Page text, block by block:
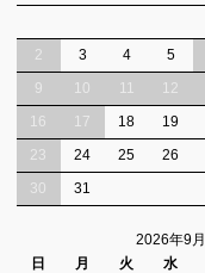
2
3 4 5
9
10 11 12
16
17 18 19
23
24 25 26
30
31
2026年9月
日
月 火 水